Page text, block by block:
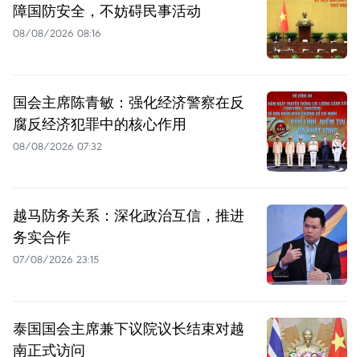
障国防安全，不妨碍民事活动
08/08/2026 08:16
国会主席陈青敏：强化经济警察在反
腐反经济犯罪中的核心作用
08/08/2026 07:32
越马防务关系：深化政治互信，推进
务实合作
07/08/2026 23:15
泰国国会主席兼下议院议长结束对越
南正式访问